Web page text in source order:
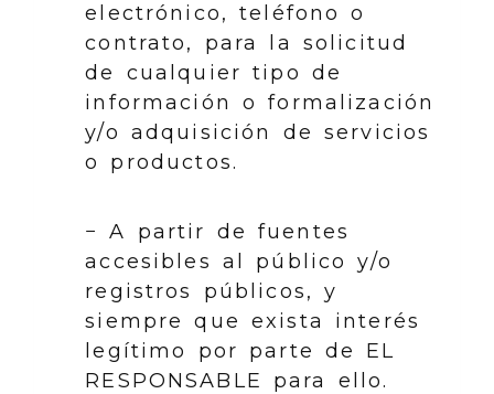
electrónico, teléfono o
contrato, para la solicitud
de cualquier tipo de
información o formalización
y/o adquisición de servicios
o productos.
− A partir de fuentes
accesibles al público y/o
registros públicos, y
siempre que exista interés
legítimo por parte de EL
RESPONSABLE para ello.